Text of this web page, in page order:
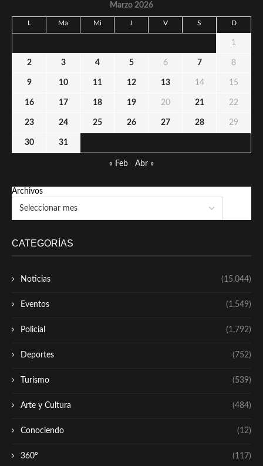
Marzo 2026
L Ma Mi J V S D
1
2 3 4 5 6 7 8
9 10 11 12 13 14 15
16 17 18 19 20 21 22
23 24 25 26 27 28 29
30 31
« Feb Abr »
Archivos
CATEGORÍAS
Noticias (15,044)
Eventos (1,549)
Policial (1,792)
Deportes (752)
Turismo (539)
Arte y Cultura (484)
Conociendo (12)
360º (117)